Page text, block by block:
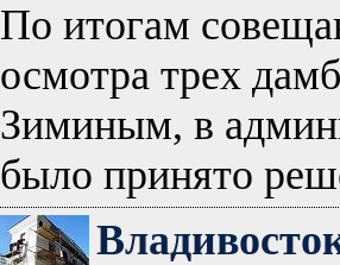
По итогам
осмотра трех
Зиминым, в
было принято